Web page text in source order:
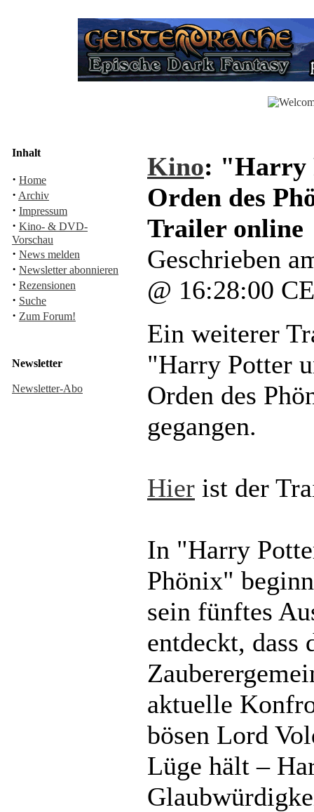
Inhalt
· Home
· Archiv
· Impressum
· Kino- & DVD-
Vorschau
· News melden
· Newsletter abonnieren
· Rezensionen
· Suche
· Zum Forum!
Newsletter
Newsletter-Abo
Kino: "Harry
Orden des
Trailer online
Geschrieben
@ 16:28:00
Ein weiterer
"Harry Potter
Orden des
gegangen.
Hier ist der
In "Harry
Phönix"
sein fünftes
entdeckt, dass
aktuelle
bösen Lord
Lüge hält –